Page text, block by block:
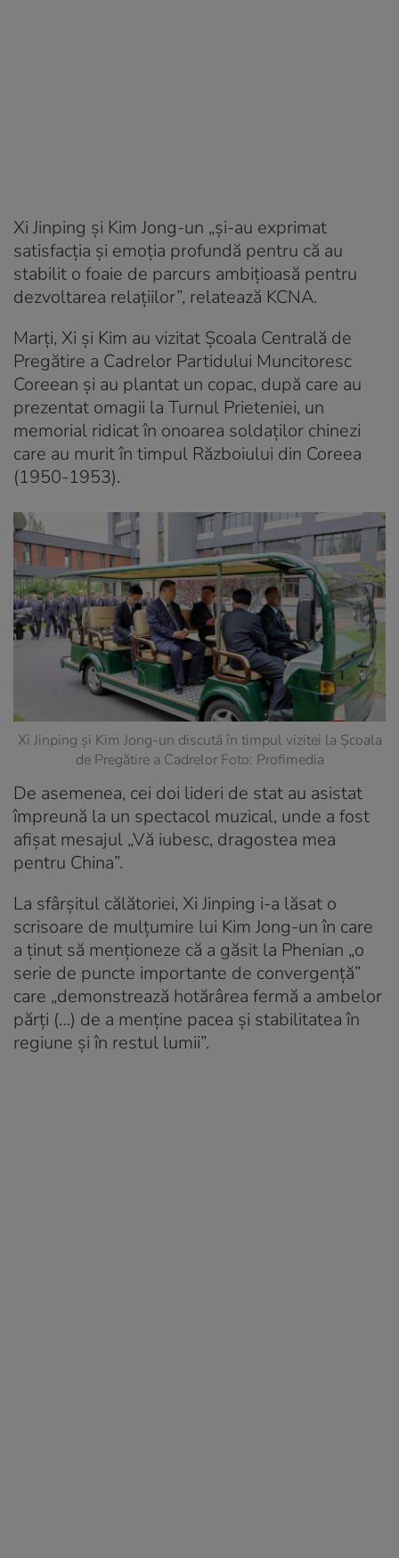
Xi Jinping și Kim Jong-un „și-au exprimat
satisfacția și emoția profundă pentru că au
stabilit o foaie de parcurs ambițioasă pentru
dezvoltarea relațiilor”, relatează KCNA.
Marți, Xi și Kim au vizitat Școala Centrală de
Pregătire a Cadrelor Partidului Muncitoresc
Coreean și au plantat un copac, după care au
prezentat omagii la Turnul Prieteniei, un
memorial ridicat în onoarea soldaților chinezi
care au murit în timpul Războiului din Coreea
(1950-1953).
Xi Jinping și Kim Jong-un discută în timpul vizitei la Școala
de Pregătire a Cadrelor Foto: Profimedia
De asemenea, cei doi lideri de stat au asistat
împreună la un spectacol muzical, unde a fost
afișat mesajul „Vă iubesc, dragostea mea
pentru China”.
La sfârșitul călătoriei, Xi Jinping i-a lăsat o
scrisoare de mulțumire lui Kim Jong-un în care
a ținut să menționeze că a găsit la Phenian „o
serie de puncte importante de convergență”
care „demonstrează hotărârea fermă a ambelor
părți (…) de a menține pacea și stabilitatea în
regiune și în restul lumii”.